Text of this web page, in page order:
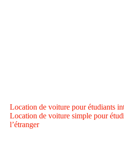
Location de voiture pour étudiants
Location de voiture simple pour
l’étranger